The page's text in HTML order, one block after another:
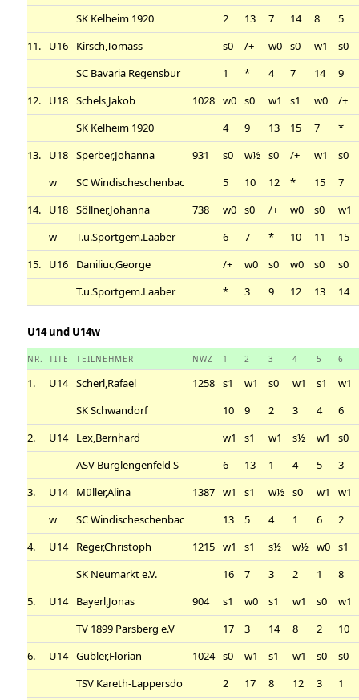
SK Kelheim 1920
2 13 7 14 8
5
11.
U16 Kirsch,Tomass s0 /+ w0 s0 w1
s0
SC Bavaria Regensbur
1 * 4 7 14
9
12.
U18 Schels,Jakob 1028 w0 s0 w1 s1 w0
/+
SK Kelheim 1920
4 9 13 15 7
*
13.
U18 Sperber,Johanna 931 s0 w½ s0 /+ w1
s0
w
SC Windischeschenbac 5 10 12 * 15
7
14.
U18 Söllner,Johanna 738 w0 s0 /+ w0 s0
w1
w
T.u.Sportgem.Laaber 6 7 * 10 11
15
15.
U16 Daniliuc,George /+ w0 s0 w0 s0
s0
T.u.Sportgem.Laaber
* 3 9 12 13 14
U14 und U14w
NR. TITE TEILNEHMER NWZ 1 2 3 4 5 6
1. U14 Scherl,Rafael 1258 s1 w1 s0 w1 s1
w1
SK Schwandorf
10 9 2 3 4
6
2.
U14 Lex,Bernhard w1 s1 w1 s½ w1
s0
ASV Burglengenfeld S
6 13 1 4 5
3
3.
U14 Müller,Alina 1387 w1 s1 w½ s0 w1
w1
w
SC Windischeschenbac 13 5 4 1 6
2
4.
U14 Reger,Christoph 1215 w1 s1 s½ w½ w0 s1
SK Neumarkt e.V.
16 7 3 2 1
8
5.
U14 Bayerl,Jonas 904 s1 w0 s1 w1 s0
w1
TV 1899 Parsberg e.V
17 3 14 8 2
10
6.
U14 Gubler,Florian 1024 s0 w1 s1 w1 s0
s0
TSV Kareth-Lappersdo
2 17 8 12 3 1